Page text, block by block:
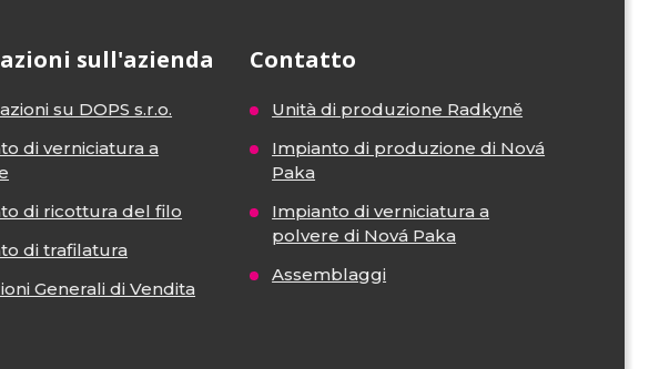
sull'azienda
su DOPS s.r.o.
di verniciatura a
di ricottura del filo
di trafilatura
Generali di Vendita
Contatto
Unità di produzione Radkyně
Impianto di produzione di Nová
Paka
Impianto di verniciatura a
polvere di Nová Paka
Assemblaggi